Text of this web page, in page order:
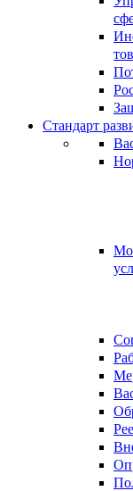
Стандарт